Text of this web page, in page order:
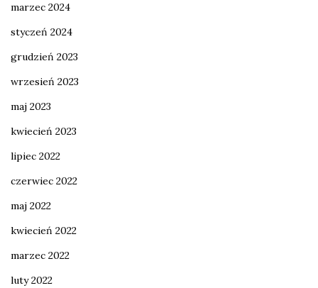
marzec 2024
styczeń 2024
grudzień 2023
wrzesień 2023
maj 2023
kwiecień 2023
lipiec 2022
czerwiec 2022
maj 2022
kwiecień 2022
marzec 2022
luty 2022